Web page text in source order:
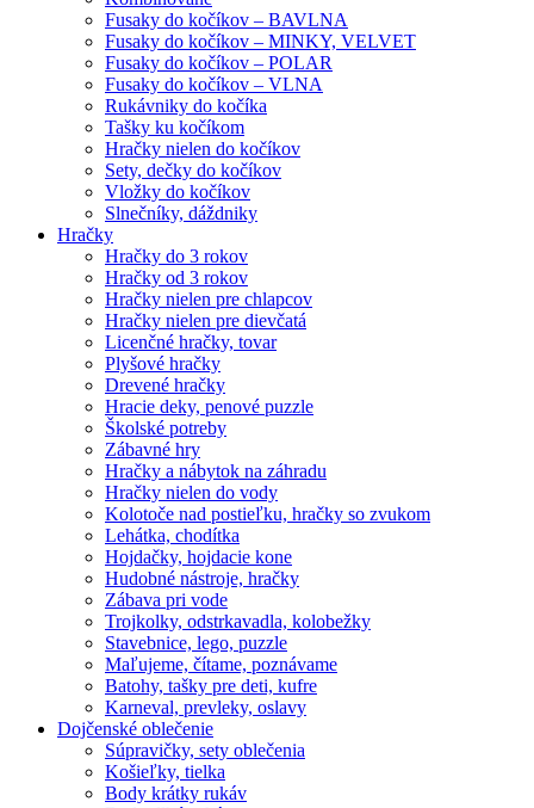
Fusaky do kočíkov – BAVLNA
Fusaky do kočíkov – MINKY, VELVET
Fusaky do kočíkov – POLAR
Fusaky do kočíkov – VLNA
Rukávniky do kočíka
Tašky ku kočíkom
Hračky nielen do kočíkov
Sety, dečky do kočíkov
Vložky do kočíkov
Slnečníky, dáždniky
Hračky
Hračky do 3 rokov
Hračky od 3 rokov
Hračky nielen pre chlapcov
Hračky nielen pre dievčatá
Licenčné hračky, tovar
Plyšové hračky
Drevené hračky
Hracie deky, penové puzzle
Školské potreby
Zábavné hry
Hračky a nábytok na záhradu
Hračky nielen do vody
Kolotoče nad postieľku, hračky so zvukom
Lehátka, chodítka
Hojdačky, hojdacie kone
Hudobné nástroje, hračky
Zábava pri vode
Trojkolky, odstrkavadla, kolobežky
Stavebnice, lego, puzzle
Maľujeme, čítame, poznávame
Batohy, tašky pre deti, kufre
Karneval, prevleky, oslavy
Dojčenské oblečenie
Súpravičky, sety oblečenia
Košieľky, tielka
Body krátky rukáv